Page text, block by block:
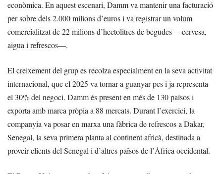
econòmica. En aquest escenari, Damm va mantenir una facturació
per sobre dels 2.000 milions d’euros i va registrar un volum
comercialitzat de 22 milions d’hectolitres de begudes —cervesa,
aigua i refrescos—.
El creixement del grup es recolza especialment en la seva activitat
internacional, que el 2025 va tornar a guanyar pes i ja representa
el 30% del negoci. Damm és present en més de 130 països i
exporta amb marca pròpia a 88 mercats. Durant l’exercici, la
companyia va posar en marxa una fàbrica de refrescos a Dakar,
Senegal, la seva primera planta al continent africà, destinada a
proveir clients del Senegal i d’altres països de l’Àfrica occidental.